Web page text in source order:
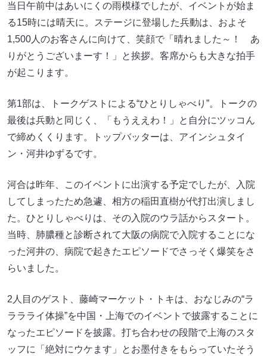
当日午前中はあいにくの雨模様でしたが、イベントが始ま
る15時には晴天に。ステージに登場した兵動は、およそ
1,500人のお客さんに向けて、笑顔で「晴れました～！ あ
りがとうございまーす！」と挨拶。客席からも大きな拍手
が起こります。
第1部は、トークゲストによる“ひとりしゃべり”。トークの
最後は兵動と同じく、「もうええわ！」と自分にツッコん
で締めくくります。トップバッターは、アインシュタイ
ン・河井ゆずるです。
河合は昨年、このイベントに出演する予定でしたが、入院
してしまったため急遽、相方の稲田直樹が代打出演しまし
た。ひとりしゃべりは、その入院のウラ話からスタート。
当時、肺膿種と診断されて大阪の病院で入院することにな
った河井の、病院で起きたエピソードでさっそく爆笑をさ
らいました。
2人目のゲスト、藤崎マーケット・トキは、おなじみの“ラ
ララライ体操”を中国・上海でのイベントで披露することに
なったエピソードを披露。打ち合わせの段階で上海のスタ
ッフに「絶対にウケます」とお墨付きをもらっていたそう